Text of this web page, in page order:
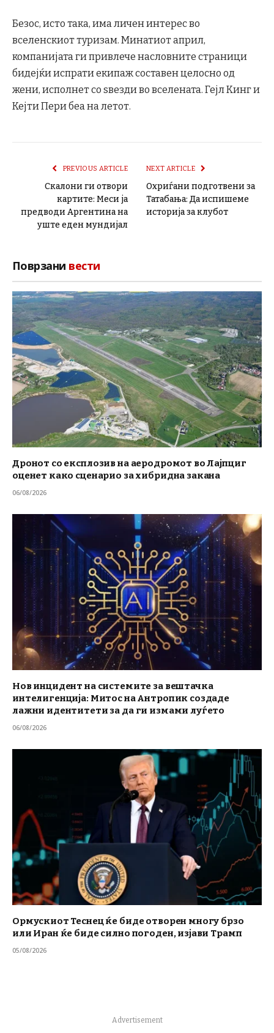
Безос, исто така, има личен интерес во
вселенскиот туризам. Минатиот април,
компанијата ги привлече насловните страници
бидејќи испрати екипаж составен целосно од
жени, исполнет со ѕвезди во вселената. Гејл Кинг и
Кејти Пери беа на летот.
PREVIOUS ARTICLE
Скалони ги отвори
картите: Меси ја
предводи Аргентина на
уште еден мундијал
NEXT ARTICLE
Охриѓани подготвени за
Татабања: Да испишеме
историја за клубот
Поврзани вести
Дронот со експлозив на аеродромот во Лајпциг
оценет како сценарио за хибридна закана
06/08/2026
Нов инцидент на системите за вештачка
интелигенција: Митос на Антропик создаде
лажни идентитети за да ги измами луѓето
06/08/2026
Ормускиот Теснец ќе биде отворен многу брзо
или Иран ќе биде силно погоден, изјави Трамп
05/08/2026
Advertisement